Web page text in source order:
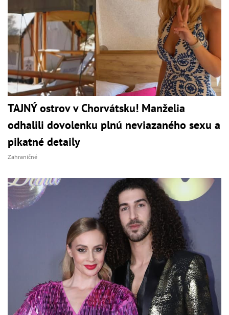
TAJNÝ ostrov v Chorvátsku! Manželia
odhalili dovolenku plnú neviazaného sexu a
pikatné detaily
Zahraničné